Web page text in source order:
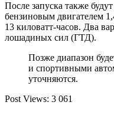
После запуска также
бензиновым двигателем
13 киловатт-часов. Два
лошадиных сил (ГТД).
Позже диапазон
и спортивными
уточняются.
Post Views: 3 061